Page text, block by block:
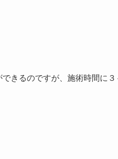
きるのですが、施術時間に３